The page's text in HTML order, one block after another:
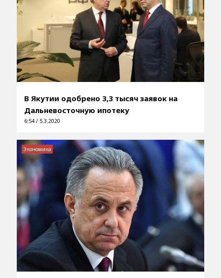
В Якутии одобрено 3,3 тысяч заявок на
Дальневосточную ипотеку
6:54 / 5.3.2020
Экономика